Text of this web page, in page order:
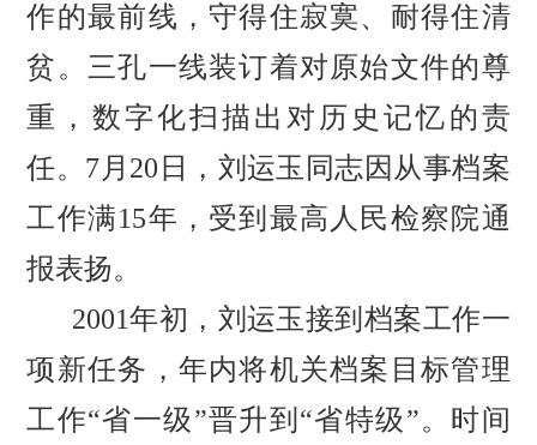
作的最前线，守得住寂寞、耐得住清
贫。三孔一线装订着对原始文件的尊
重，数字化扫描出对历史记忆的责
任。7月20日，刘运玉同志因从事档案
工作满15年，受到最高人民检察院通
报表扬。
2001年初，刘运玉接到档案工作一
项新任务，年内将机关档案目标管理
工作“省一级”晋升到“省特级”。时间